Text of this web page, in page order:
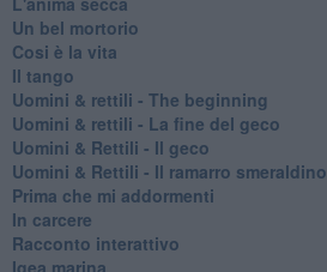
Un bel mortorio
Cosi è la vita
Il tango
​Uomini & rettili - The beginning
​Uomini & rettili - La fine del geco
Uomini & Rettili - Il geco
Uomini & Rettili - Il ramarro smeraldino
Prima che mi addormenti
In carcere
Racconto interattivo
Igea marina